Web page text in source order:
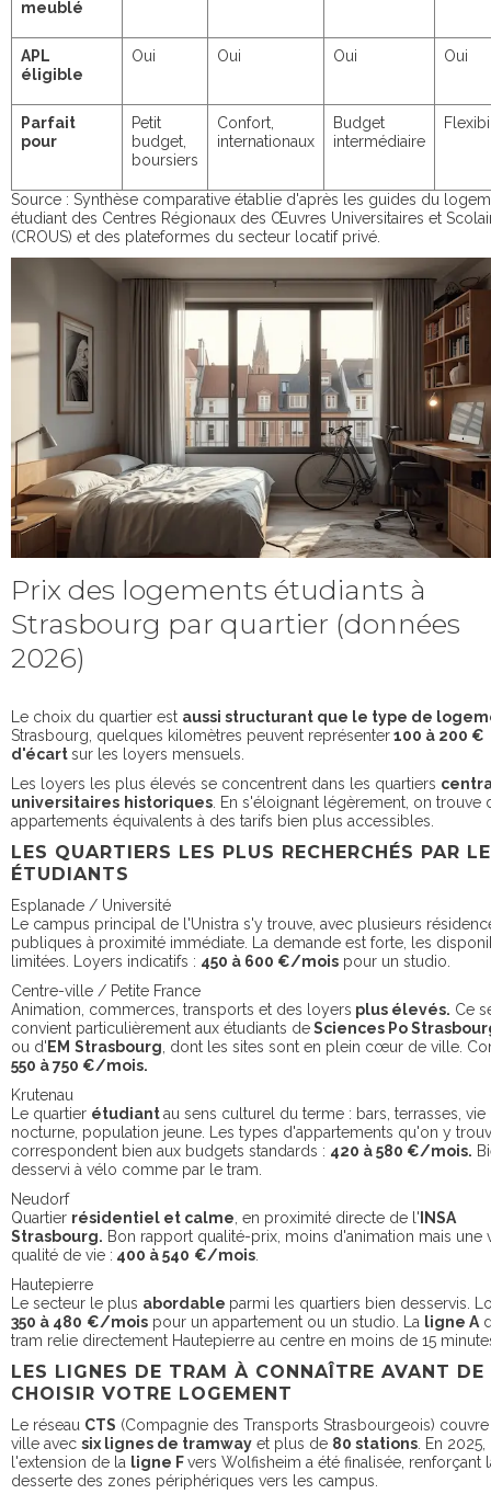
meublé
APL
éligible
Oui Oui Oui Oui
Parfait
pour
Petit
budget,
boursiers
Confort,
internationaux
Budget
intermédiaire
Source : Synthèse comparative établie d'après les guides du
étudiant des Centres Régionaux des Œuvres Universitaires et
(CROUS) et des plateformes du secteur locatif privé.
Prix des logements étudiants à
Strasbourg par quartier (données
2026)
Le choix du quartier est aussi structurant que le type de
Strasbourg, quelques kilomètres peuvent représenter100 à 200 €
d'écartsur les loyers mensuels.
Les loyers les plus élevés se concentrent dans les quartiers
universitaires historiques . En s'éloignant légèrement, on trouve
appartements équivalents à des tarifs bien plus accessibles.
LES QUARTIERS LES PLUS RECHERCHÉS PAR
ÉTUDIANTS
Esplanade / Université
Le campus principal de l'Unistra s'y trouve, avec plusieurs
publiques à proximité immédiate. La demande est forte, les
limitées. Loyers indicatifs : 450 à 600 €/mois pour un studio.
Centre-ville / Petite France
Animation, commerces, transports et des loyers plus élevés. Ce
convient particulièrement aux étudiants deSciences Po
ou d' EM Strasbourg , dont les sites sont en plein cœur de ville.
550 à 750 €/mois.
Krutenau
Le quartier étudiantau sens culturel du terme : bars, terrasses, vie
nocturne, population jeune. Les types d'appartements qu'on y
correspondent bien aux budgets standards : 420 à 580 €/mois.
desservi à vélo comme par le tram.
Neudorf
Quartier résidentiel et calme , en proximité directe de l' INSA
Strasbourg. Bon rapport qualité-prix, moins d'animation mais une
qualité de vie : 400 à 540 €/mois
Hautepierre
Le secteur le plus abordable parmi les quartiers bien desservis.
350 à 480 €/mois pour un appartement ou un studio. La ligne A
tram relie directement Hautepierre au centre en moins de 15
LES LIGNES DE TRAM À CONNAÎTRE AVANT DE
CHOISIR VOTRE LOGEMENT
Le réseau CTS (Compagnie des Transports Strasbourgeois)
ville avec six lignes de tramway et plus de 80 stations . En 2025,
l'extension de la ligne Fvers Wolfisheim a été finalisée, renforçant
desserte des zones périphériques vers les campus.